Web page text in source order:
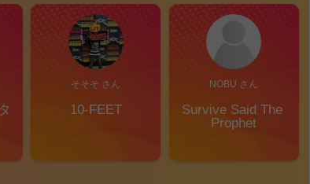
そそそ さん
10-FEET
NOBU さん
Survive Said The
Prophet